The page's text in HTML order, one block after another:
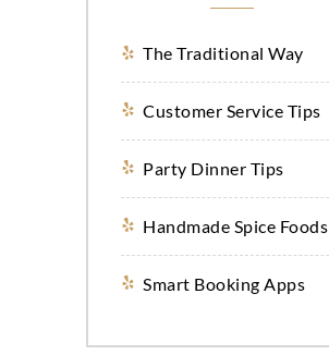
The Traditional Way
Customer Service Tips
Party Dinner Tips
Handmade Spice Foods
Smart Booking Apps